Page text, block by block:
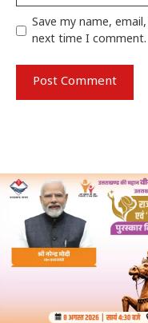
Save my name,
next time I comment.